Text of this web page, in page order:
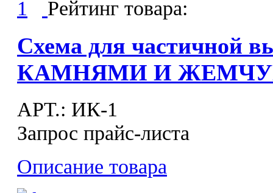
Рейтинг товара:
Схема для частичной
КАМНЯМИ И
APT.: ИК-1
Запрос прайс-листа
Описание товара